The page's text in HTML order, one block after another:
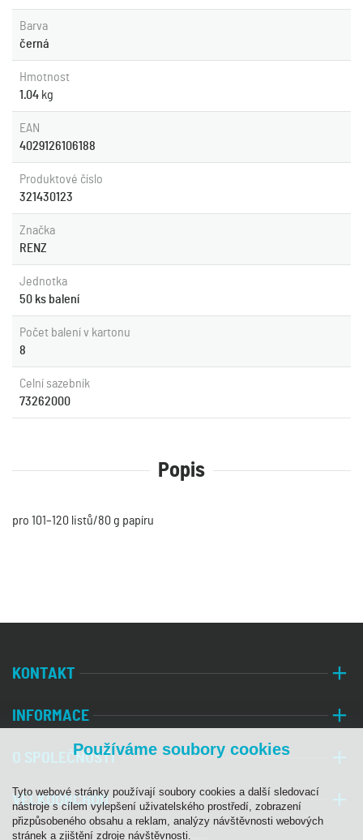
Barva
černá
Hmotnost
1.04 kg
EAN
4029126106188
Produktové číslo
321430123
Značka
RENZ
Jednotka
50 ks balení
Počet balení v kartonu
8
Celní sazebník
73262000
Popis
pro 101–120 listů/80 g papíru
KONTAKT
INFORMACE
O SPOLEČNOSTI
VELKOOBCHOD
Používáme soubory cookies
Tyto webové stránky používají soubory cookies a další sledovací
nástroje s cílem vylepšení uživatelského prostředí, zobrazení
přizpůsobeného obsahu a reklam, analýzy návštěvnosti webových
stránek a zjištění zdroje návštěvnosti.